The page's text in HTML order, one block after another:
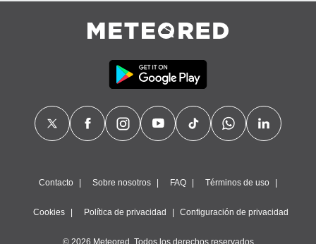
Contacto Sobre nosotros FAQ Términos de uso
Cookies Política de privacidad Configuración de privacidad
© 2026 Meteored. Todos los derechos reservados